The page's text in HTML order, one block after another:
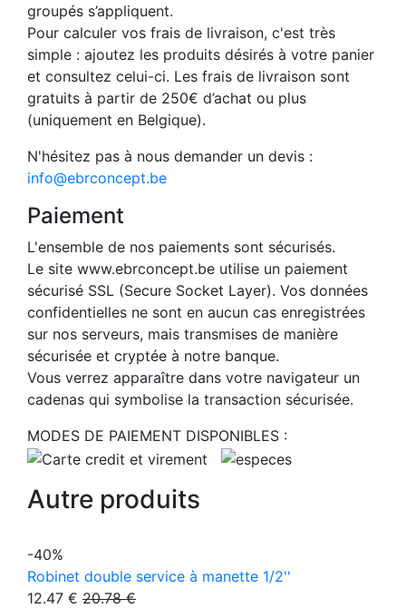
groupés s’appliquent.
Pour calculer vos frais de livraison, c'est très
simple : ajoutez les produits désirés à votre panier
et consultez celui-ci. Les frais de livraison sont
gratuits à partir de 250€ d’achat ou plus
(uniquement en Belgique).
N'hésitez pas à nous demander un devis :
info@ebrconcept.be
Paiement
L'ensemble de nos paiements sont sécurisés.
Le site www.ebrconcept.be utilise un paiement
sécurisé SSL (Secure Socket Layer). Vos données
confidentielles ne sont en aucun cas enregistrées
sur nos serveurs, mais transmises de manière
sécurisée et cryptée à notre banque.
Vous verrez apparaître dans votre navigateur un
cadenas qui symbolise la transaction sécurisée.
MODES DE PAIEMENT DISPONIBLES :
Autre produits
-40%
Robinet double service à manette 1/2''
12.47 € 20.78 €